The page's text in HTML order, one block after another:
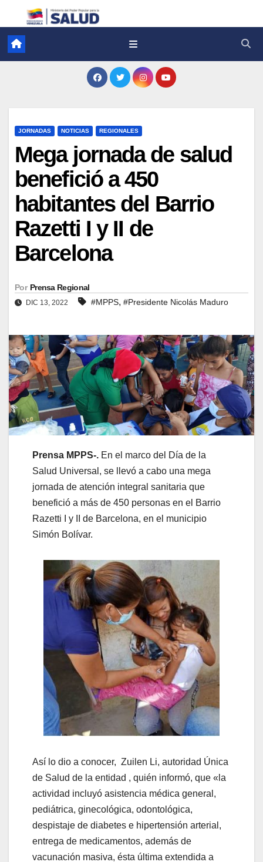
JORNADAS NOTICIAS REGIONALES
Mega jornada de salud
benefició a 450
habitantes del Barrio
Razetti I y II de
Barcelona
Por Prensa Regional
DIC 13, 2022 #MPPS, #Presidente Nicolás Maduro
Prensa MPPS-. En el marco del Día de la
Salud Universal, se llevó a cabo una mega
jornada de atención integral sanitaria que
benefició a más de 450 personas en el Barrio
Razetti I y II de Barcelona, en el municipio
Simón Bolívar.
Así lo dio a conocer, Zuilen Li, autoridad Única
de Salud de la entidad , quién informó, que «la
actividad incluyó asistencia médica general,
pediátrica, ginecológica, odontológica,
despistaje de diabetes e hipertensión arterial,
entrega de medicamentos, además de
vacunación masiva, ésta última extendida a